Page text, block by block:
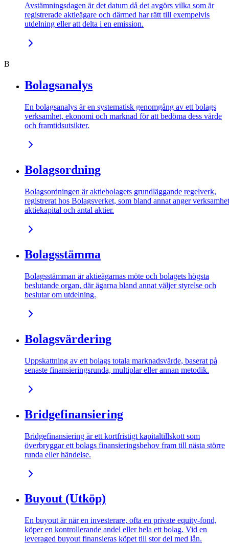
Avstämningsdagen är det datum då det avgörs vilka som är
registrerade aktieägare och därmed har rätt till exempelvis
utdelning eller att delta i en emission.
B
Bolagsanalys
En bolagsanalys är en systematisk genomgång av ett bolags
verksamhet, ekonomi och marknad för att bedöma dess värde
och framtidsutsikter.
Bolagsordning
Bolagsordningen är aktiebolagets grundläggande regelverk,
registrerat hos Bolagsverket, som bland annat anger
aktiekapital och antal aktier.
Bolagsstämma
Bolagsstämman är aktieägarnas möte och bolagets högsta
beslutande organ, där ägarna bland annat väljer styrelse och
beslutar om utdelning.
Bolagsvärdering
Uppskattning av ett bolags totala marknadsvärde, baserat på
senaste finansieringsrunda, multiplar eller annan metodik.
Bridgefinansiering
Bridgefinansiering är ett kortfristigt kapitaltillskott som
överbryggar ett bolags finansieringsbehov fram till nästa större
runda eller händelse.
Buyout (Utköp)
En buyout är när en investerare, ofta en private equity-fond,
köper en kontrollerande andel eller hela ett bolag. Vid en
leveraged buyout finansieras köpet till stor del med lån.